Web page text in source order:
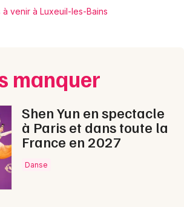
venir à Luxeuil-les-Bains
manquer
Shen Yun en spectacle
à Paris et dans toute la
France en 2027
Danse